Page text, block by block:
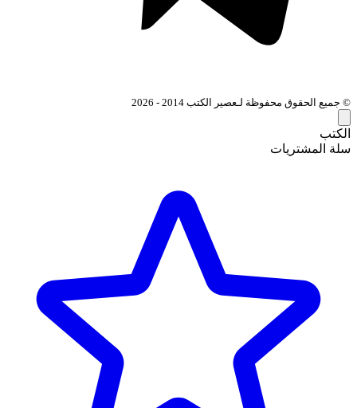
© جميع الحقوق محفوظة لـعصير الكتب 2014 - 2026
الكتب
سلة المشتريات